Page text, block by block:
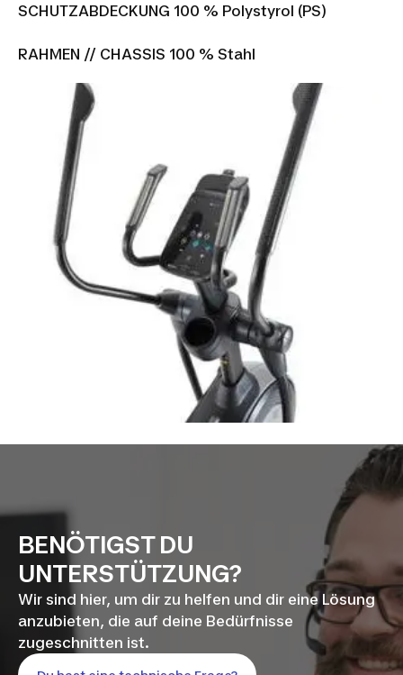
SCHUTZABDECKUNG 100 % Polystyrol (PS)
RAHMEN // CHASSIS 100 % Stahl
BENÖTIGST DU
UNTERSTÜTZUNG?
Wir sind hier, um dir zu helfen und dir eine Lösung
anzubieten, die auf deine Bedürfnisse
zugeschnitten ist.